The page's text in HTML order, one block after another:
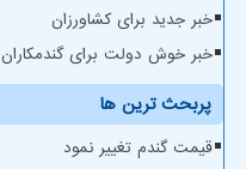
خبر جدید برای کشاورزان
خبر خوش دولت برای گندمکاران
پربحث ترین ها
قیمت گندم تغییر نمود